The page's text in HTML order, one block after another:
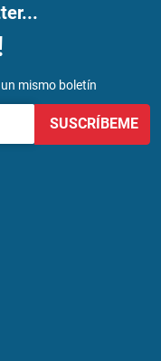
mismo boletín
SUSCRÍBEME